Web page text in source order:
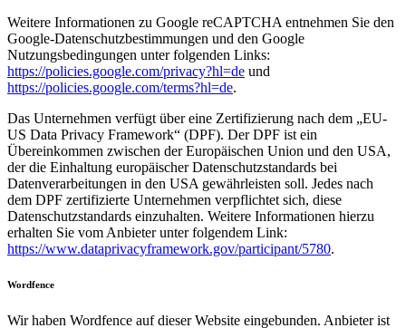
Weitere Informationen zu Google reCAPTCHA entnehmen Sie den
Google-Datenschutzbestimmungen und den Google
Nutzungsbedingungen unter folgenden Links:
https://policies.google.com/privacy?hl=de und
https://policies.google.com/terms?hl=de.
Das Unternehmen verfügt über eine Zertifizierung nach dem „EU-
US Data Privacy Framework“ (DPF). Der DPF ist ein
Übereinkommen zwischen der Europäischen Union und den USA,
der die Einhaltung europäischer Datenschutzstandards bei
Datenverarbeitungen in den USA gewährleisten soll. Jedes nach
dem DPF zertifizierte Unternehmen verpflichtet sich, diese
Datenschutzstandards einzuhalten. Weitere Informationen hierzu
erhalten Sie vom Anbieter unter folgendem Link:
https://www.dataprivacyframework.gov/participant/5780.
Wordfence
Wir haben Wordfence auf dieser Website eingebunden. Anbieter ist